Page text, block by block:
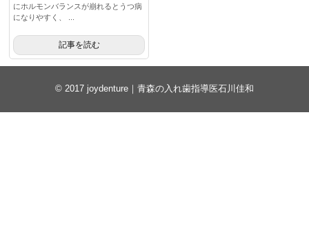
にホルモンバランスが崩れるとうつ病
になりやすく、 ...
記事を読む
© 2017 joydenture｜青森の入れ歯指導医石川佳和